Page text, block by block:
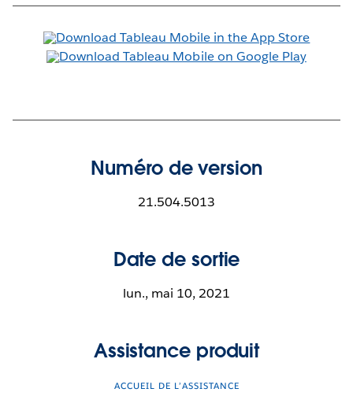
Numéro de version
21.504.5013
Date de sortie
lun., mai 10, 2021
Assistance produit
ACCUEIL DE L’ASSISTANCE